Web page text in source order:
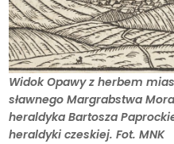
Widok Opawy z herbem
sławnego Margrabstwa
heraldyka Bartosza
heraldyki czeskiej. Fot. MNK